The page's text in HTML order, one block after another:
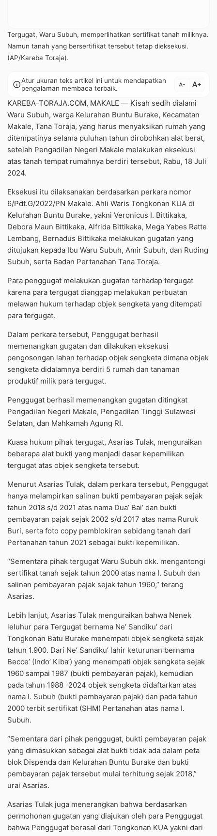
Tergugat, Waru Subuh, memperlihatkan sertifikat tanah miliknya.
Namun tanah yang bersertifikat tersebut tetap dieksekusi.
(AP/Kareba Toraja).
infoAtur ukuran teks artikel ini untuk mendapatkan
pengalaman membaca terbaik.
text_decrease text_increase
KAREBA-TORAJA.COM, MAKALE — Kisah sedih dialami
Waru Subuh, warga Kelurahan Buntu Burake, Kecamatan
Makale, Tana Toraja, yang harus menyaksikan rumah yang
ditempatinya selama puluhan tahun dirobohkan alat berat,
setelah Pengadilan Negeri Makale melakukan eksekusi
atas tanah tempat rumahnya berdiri tersebut, Rabu, 18 Juli
2024.
Eksekusi itu dilaksanakan berdasarkan perkara nomor
6/Pdt.G/2022/PN Makale. Ahli Waris Tongkonan KUA di
Kelurahan Buntu Burake, yakni Veronicus I. Bittikaka,
Debora Maun Bittikaka, Alfrida Bittikaka, Mega Yabes Ratte
Lembang, Bernadus Bittikaka melakukan gugatan yang
ditujukan kepada Ibu Waru Subuh, Amir Subuh, dan Ruding
Subuh, serta Badan Pertanahan Tana Toraja.
Para penggugat melakukan gugatan terhadap tergugat
karena para tergugat dianggap melakukan perbuatan
melawan hukum terhadap objek sengketa yang ditempati
para tergugat.
Dalam perkara tersebut, Penggugat berhasil
memenangkan gugatan dan dilakukan eksekusi
pengosongan lahan terhadap objek sengketa dimana objek
sengketa didalamnya berdiri 5 rumah dan tanaman
produktif milik para tergugat.
Penggugat berhasil memenangkan gugatan ditingkat
Pengadilan Negeri Makale, Pengadilan Tinggi Sulawesi
Selatan, dan Mahkamah Agung RI.
Kuasa hukum pihak tergugat, Asarias Tulak, menguraikan
beberapa alat bukti yang menjadi dasar kepemilikan
tergugat atas objek sengketa tersebut.
Menurut Asarias Tulak, dalam perkara tersebut, Penggugat
hanya melampirkan salinan bukti pembayaran pajak sejak
tahun 2018 s/d 2021 atas nama Dua’ Bai’ dan bukti
pembayaran pajak sejak 2002 s/d 2017 atas nama Ruruk
Buri, serta foto copy pemblokiran sebidang tanah dari
Pertanahan tahun 2021 sebagai bukti kepemilikan.
“Sementara pihak tergugat Waru Subuh dkk. mengantongi
sertifikat tanah sejak tahun 2000 atas nama I. Subuh dan
salinan pembayaran pajak sejak tahun 1960,” terang
Asarias.
Lebih lanjut, Asarias Tulak menguraikan bahwa Nenek
leluhur para Tergugat bernama Ne’ Sandiku’ dari
Tongkonan Batu Burake menempati objek sengketa sejak
tahun 1.900. Dari Ne’ Sandiku’ lahir keturunan bernama
Becce’ (Indo’ Kiba’) yang menempati objek sengketa sejak
1960 sampai 1987 (bukti pembayaran pajak), kemudian
pada tahun 1988 -2024 objek sengketa didaftarkan atas
nama I. Subuh (bukti pembayaran pajak) dan pada tahun
2000 terbit sertifikat (SHM) Pertanahan atas nama I.
Subuh.
“Sementara dari pihak penggugat, bukti pembayaran pajak
yang dimasukkan sebagai alat bukti tidak ada dalam peta
blok Dispenda dan Kelurahan Buntu Burake dan bukti
pembayaran pajak tersebut mulai terhitung sejak 2018,”
urai Asarias.
Asarias Tulak juga menerangkan bahwa berdasarkan
permohonan gugatan yang diajukan oleh para Penggugat
bahwa Penggugat berasal dari Tongkonan KUA yakni dari